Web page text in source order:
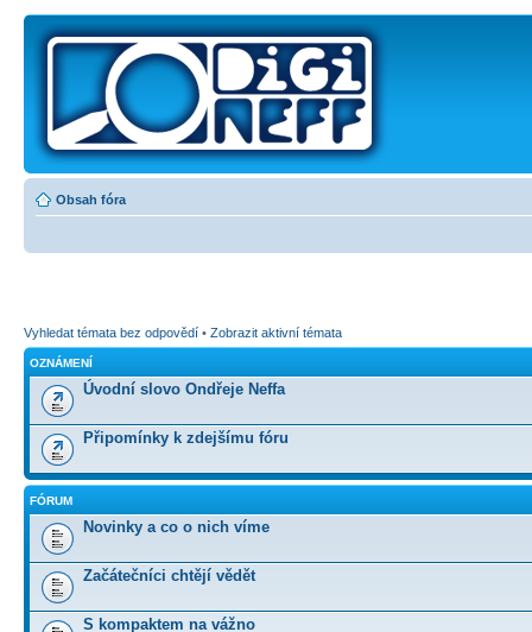
Obsah fóra
Vyhledat témata bez odpovědí • Zobrazit aktivní témata
OZNÁMENÍ
Úvodní slovo Ondřeje Neffa
Připomínky k zdejšímu fóru
FÓRUM
Novinky a co o nich víme
Začátečníci chtějí vědět
S kompaktem na vážno